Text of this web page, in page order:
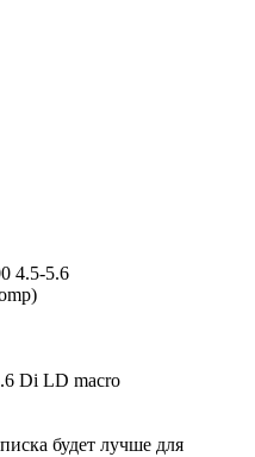
4.5-5.6
Di LD macro
будет лучше для